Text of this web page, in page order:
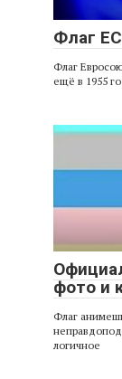
Флаг
Флаг
ещё в 1955
фото и
Флаг
логичное